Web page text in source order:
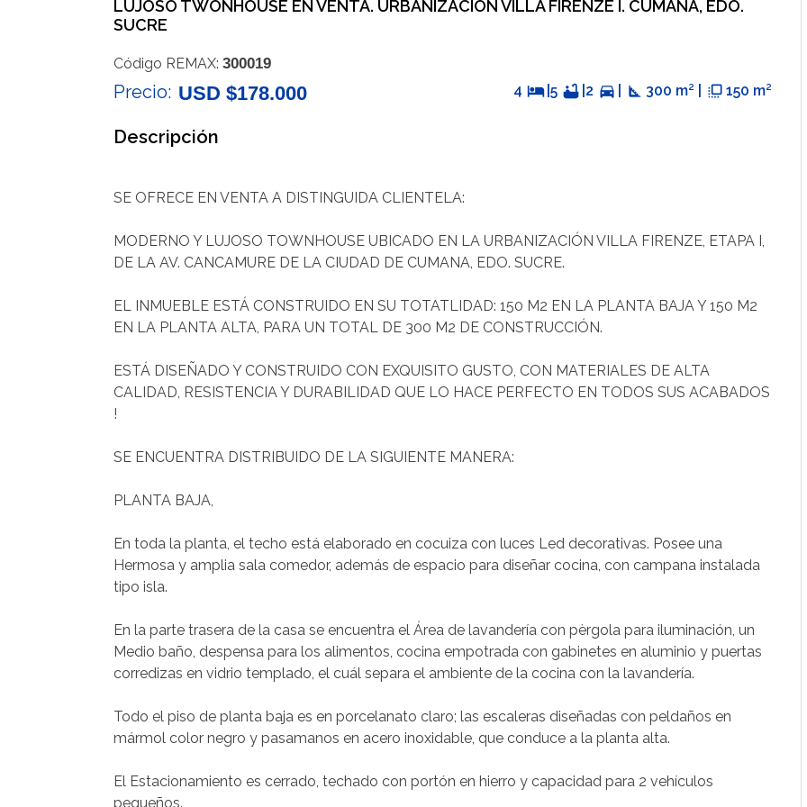
LUJOSO TWONHOUSE EN VENTA. URBANIZACIÓN VILLA FIRENZE I. CUMANA, EDO.
SUCRE
Código REMAX: 300019
Precio: USD $178.000 4 hotel |5 bathtub 2 directions_car square_foot 300 m² | flip_to_front 150 m²
Descripción
SE OFRECE EN VENTA A DISTINGUIDA CLIENTELA:
MODERNO Y LUJOSO TOWNHOUSE UBICADO EN LA URBANIZACIÓN VILLA FIRENZE, ETAPA I,
DE LA AV. CANCAMURE DE LA CIUDAD DE CUMANA, EDO. SUCRE.
EL INMUEBLE ESTÁ CONSTRUIDO EN SU TOTATLIDAD: 150 M2 EN LA PLANTA BAJA Y 150 M2
EN LA PLANTA ALTA, PARA UN TOTAL DE 300 M2 DE CONSTRUCCIÓN.
ESTÁ DISEÑADO Y CONSTRUIDO CON EXQUISITO GUSTO, CON MATERIALES DE ALTA
CALIDAD, RESISTENCIA Y DURABILIDAD QUE LO HACE PERFECTO EN TODOS SUS ACABADOS
!
SE ENCUENTRA DISTRIBUIDO DE LA SIGUIENTE MANERA:
PLANTA BAJA,
En toda la planta, el techo está elaborado en cocuiza con luces Led decorativas. Posee una
Hermosa y amplia sala comedor, además de espacio para diseñar cocina, con campana instalada
tipo isla.
En la parte trasera de la casa se encuentra el Área de lavandería con pèrgola para iluminación, un
Medio baño, despensa para los alimentos, cocina empotrada con gabinetes en aluminio y puertas
corredizas en vidrio templado, el cuál separa el ambiente de la cocina con la lavandería.
Todo el piso de planta baja es en porcelanato claro; las escaleras diseñadas con peldaños en
mármol color negro y pasamanos en acero inoxidable, que conduce a la planta alta.
El Estacionamiento es cerrado, techado con portón en hierro y capacidad para 2 vehículos
pequeños.